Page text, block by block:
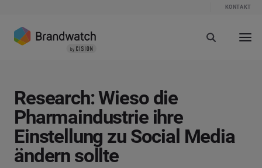
KONTAKT
Research: Wieso die
Pharmaindustrie ihre
Einstellung zu Social Media
ändern sollte